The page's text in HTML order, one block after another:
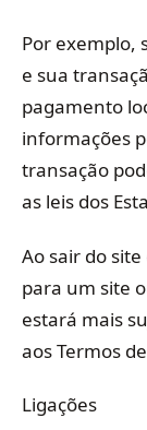
Por exemplo,
e sua
pagamento
informações
transação
as leis dos
Ao sair do
para um site
estará mais
aos Termos
Ligações